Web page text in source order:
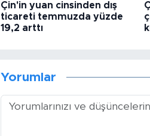
Çin'in yuan cinsinden dış
ticareti temmuzda yüzde
19,2 arttı
Yorumlar